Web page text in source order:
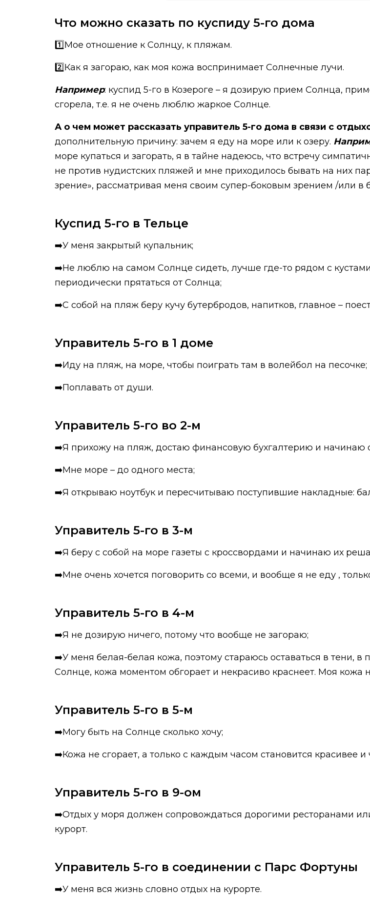
Что можно сказать по куспиду 5-го дома
1️⃣Мое отношение к Солнцу, к пляжам.
2️⃣Как я загораю, как моя кожа воспринимает Солнечные лучи.
Например: куспид 5-го в Козероге – я дозирую прием Солнца,
сгорела, т.е. я не очень люблю жаркое Солнце.
А о чем может рассказать управитель 5-го дома в связи с
дополнительную причину: зачем я еду на море или к озеру.
море купаться и загорать, я в тайне надеюсь, что встречу
не против нудистских пляжей и мне приходилось бывать на них
зрение», рассматривая меня своим супер-боковым зрением /или в
Куспид 5-го в Тельце
➡️У меня закрытый купальник;
➡️Не люблю на самом Солнце сидеть, лучше где-то рядом с
периодически прятаться от Солнца;
➡️С собой на пляж беру кучу бутербродов, напитков, главное –
Управитель 5-го в 1 доме
➡️Иду на пляж, на море, чтобы поиграть там в волейбол на песочке;
➡️Поплавать от души.
Управитель 5-го во 2-м
➡️Я прихожу на пляж, достаю финансовую бухгалтерию и начинаю
➡️Мне море – до одного места;
➡️Я открываю ноутбук и пересчитываю поступившие накладные:
Управитель 5-го в 3-м
➡️Я беру с собой на море газеты с кроссвордами и начинаю их
➡️Мне очень хочется поговорить со всеми, и вообще я не еду ,
Управитель 5-го в 4-м
➡️Я не дозирую ничего, потому что вообще не загораю;
➡️У меня белая-белая кожа, поэтому стараюсь оставаться в тени, в
Солнце, кожа моментом обгорает и некрасиво краснеет. Моя кожа
Управитель 5-го в 5-м
➡️Могу быть на Солнце сколько хочу;
➡️Кожа не сгорает, а только с каждым часом становится красивее
Управитель 5-го в 9-ом
➡️Отдых у моря должен сопровождаться дорогими ресторанами
курорт.
Управитель 5-го в соединении с Парс Фортуны
➡️У меня вся жизнь словно отдых на курорте.